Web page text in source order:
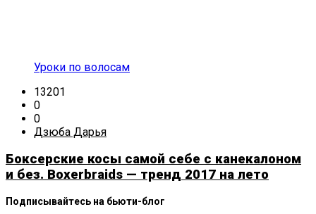
Уроки по волосам
13201
0
0
Дзюба Дарья
Боксерские косы самой себе с канекалоном
и без. Boxerbraids — тренд 2017 на лето
Подписывайтесь на бьюти-блог